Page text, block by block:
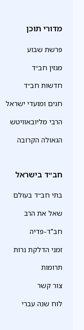
מדורי תוכן
פרשת שבוע
מגזין חב״ד
חדשות חב״ד
חגים ומועדי ישראל
הרבי מליובאוויטש
הגאולה הקרובה
חב״ד בישראל
בתי חב״ד בעולם
שאל את הרב
חב"ד-פדיה
זמני הדלקת נרות
תרומות
צור קשר
לוח שנה עברי